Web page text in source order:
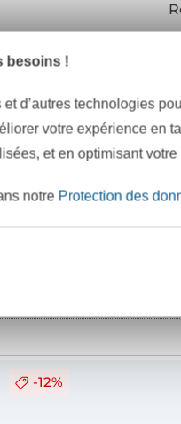
Articles
-12%
besoins !
d’autres technologies
votre expérience en
et en optimisant
notre Protection des